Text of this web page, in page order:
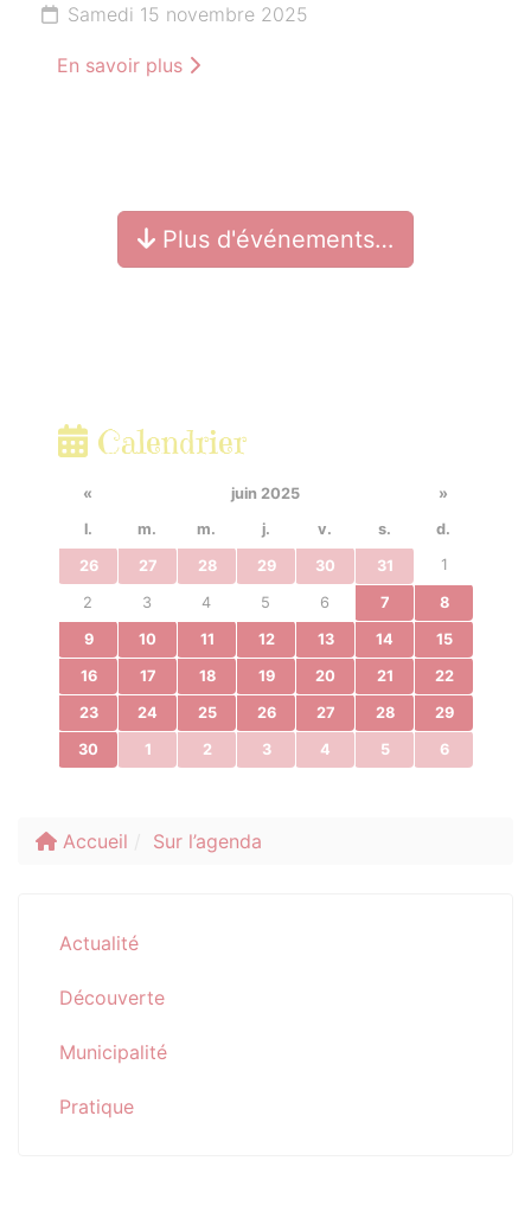
Samedi 15 novembre 2025
En savoir plus
Plus d'événements…
Calendrier
« juin 2025
»
l.
m. m. j. v. s. d.
26 27 28 29 30 31 1
2 3 4 5 6 7 8
9 10 11 12 13 14 15
16 17 18 19 20 21 22
23 24 25 26 27 28 29
30 1 2 3 4 5 6
Accueil Sur l’agenda
Actualité
Découverte
Municipalité
Pratique